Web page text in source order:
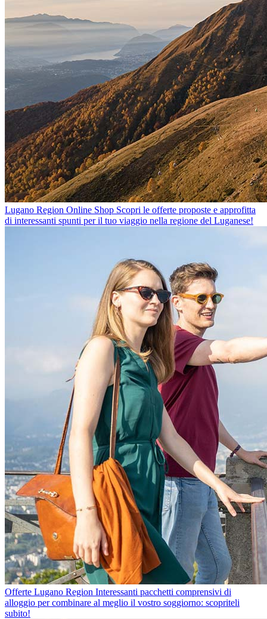
Lugano Region Online Shop Scopri le offerte proposte e approfitta
di interessanti spunti per il tuo viaggio nella regione del Luganese!
Offerte Lugano Region Interessanti pacchetti comprensivi di
alloggio per combinare al meglio il vostro soggiorno: scopriteli
subito!